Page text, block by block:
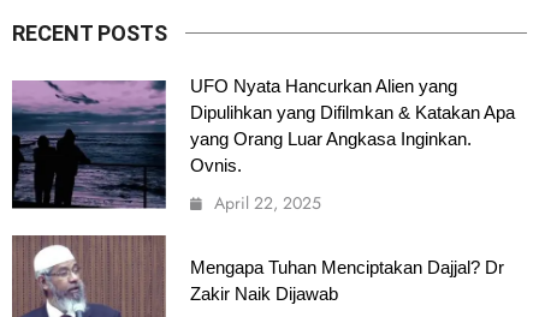
RECENT POSTS
UFO Nyata Hancurkan Alien yang
Dipulihkan yang Difilmkan & Katakan Apa
yang Orang Luar Angkasa Inginkan.
Ovnis.
April 22, 2025
Mengapa Tuhan Menciptakan Dajjal? Dr
Zakir Naik Dijawab